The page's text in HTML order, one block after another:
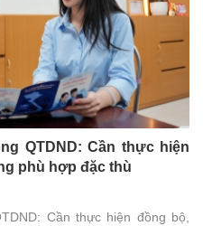
QTDND: Cần thực hiện
phù hợp đặc thù
Cần thực hiện đồng bộ,